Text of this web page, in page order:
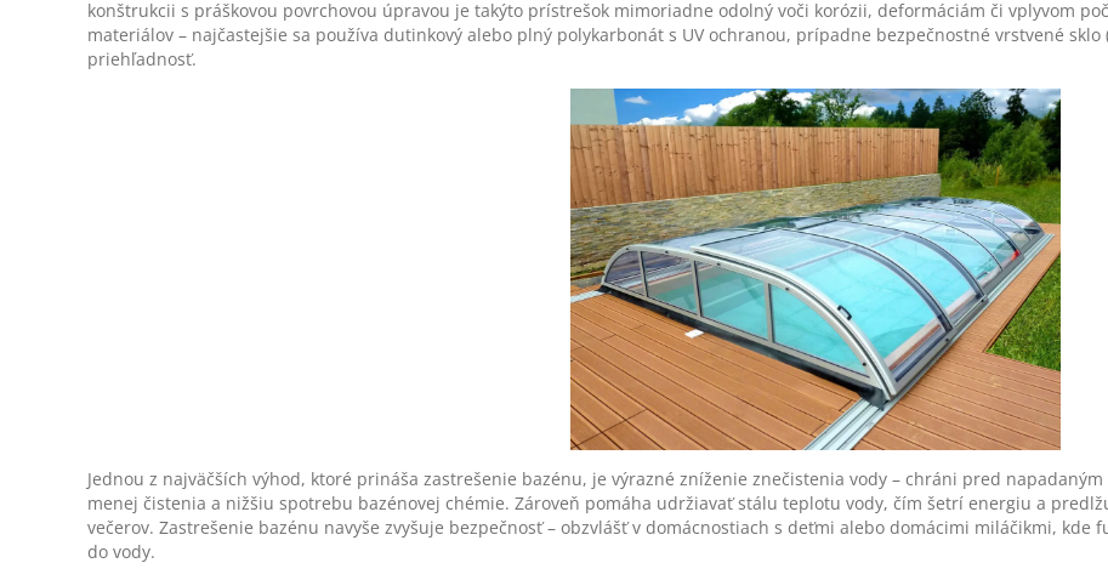
konštrukcii s práškovou povrchovou úpravou je takýto prístrešok mimoriadne odolný voči korózii, deformáciám či vplyvom
materiálov – najčastejšie sa používa dutinkový alebo plný polykarbonát s UV ochranou, prípadne bezpečnostné vrstvené sklo
priehľadnosť.
Jednou z najväčších výhod, ktoré prináša zastrešenie bazénu, je výrazné zníženie znečistenia vody – chráni pred
menej čistenia a nižšiu spotrebu bazénovej chémie. Zároveň pomáha udržiavať stálu teplotu vody, čím šetrí energiu a
večerov. Zastrešenie bazénu navyše zvyšuje bezpečnosť – obzvlášť v domácnostiach s deťmi alebo domácimi miláčikmi,
do vody.